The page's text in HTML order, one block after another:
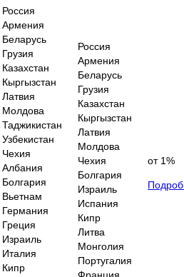
Россия
Армения
Беларусь
Грузия
Казахстан
Кыргызстан
Латвия
Молдова
Таджикистан
Узбекистан
Чехия
Албания
Болгария
Вьетнам
Германия
Греция
Израиль
Италия
Кипр
Россия
Армения
Беларусь
Грузия
Казахстан
Кыргызстан
Латвия
Молдова
Чехия
Болгария
Израиль
Испания
Кипр
Литва
Монголия
Португалия
Франция
от 1%